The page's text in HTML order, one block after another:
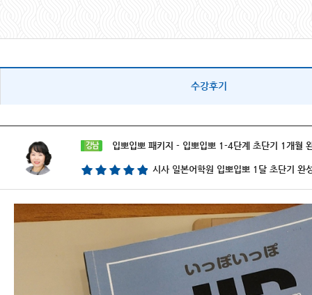
수강후기
강남 입뽀입뽀 패키지 - 입뽀입뽀 1-4단계 초단기 1개월
시사 일본어학원 입뽀입뽀 1달 초단기 완